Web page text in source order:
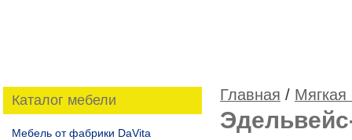
Каталог мебели
Мебель от фабрики DaVita
Главная / Мягкая